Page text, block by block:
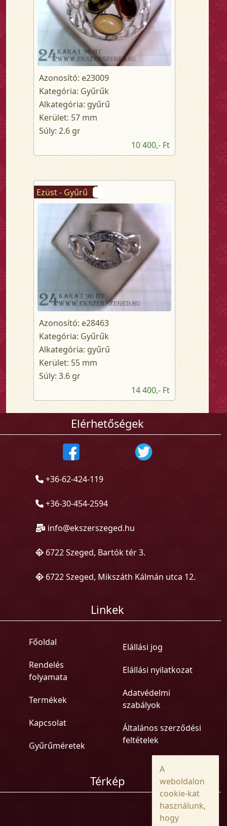
Azonosító: e23009
Kategória: Gyűrűk
Alkategória: gyűrű
Kerület: 57 mm
Súly: 2.6 gr
10 400,- Ft
Ezüst - Gyűrű
Azonosító: e28463
Kategória: Gyűrűk
Alkategória: gyűrű
Kerület: 55 mm
Súly: 3.6 gr
14 400,- Ft
Elérhetőségek
+36-62-424-119
+36-30-454-2594
info@ekszerszeged.hu
6722 Szeged, Bartók tér 3.
6722 Szeged, Mikszáth Kálmán utca 12.
Linkek
Főoldal
Rendelés
folyamata
Termékek
Kapcsolat
Gyűrűméretek
Elállási jog
Elállási nyilatkozat
Adatvédelmi
szabályok
Általános szerződési
feltételek
Térkép
A
weboldalon
cookie-kat
használunk,
hogy